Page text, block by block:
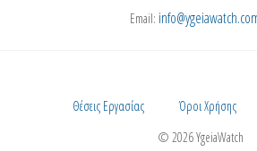
Email:
Θέσεις Εργασίας Όροι Χρήσης
© 2026 YgeiaWatch